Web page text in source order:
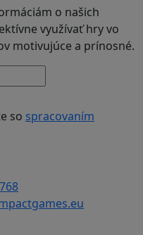
o našich
využívať hry vo
motivujúce a prínosné.
so spracovaním